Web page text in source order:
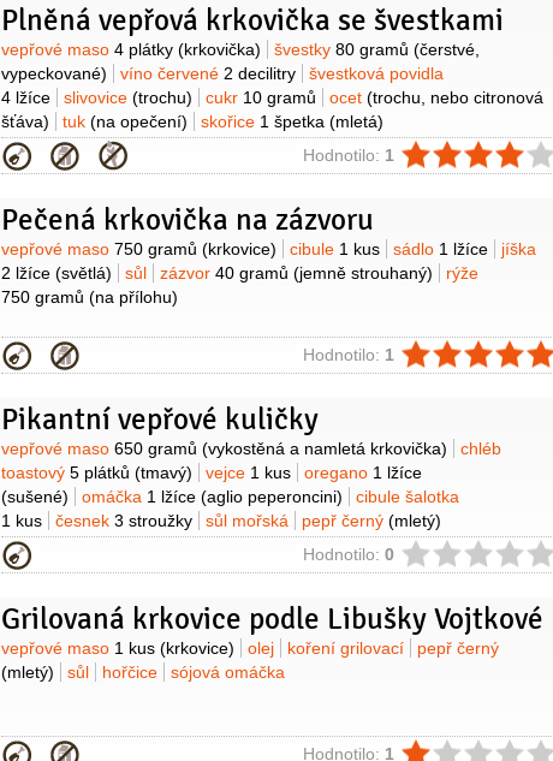
Plněná vepřová krkovička se švestkami
Suroviny
vepřové maso 4 plátky (krkovička) švestky 80 gramů (čerstvé,
vypeckované)
víno červené 2 decilitry
švestková povidla
4 lžíce
slivovice (trochu) cukr 10 gramů ocet (trochu, nebo citronová
šťáva)
tuk (na opečení) skořice 1 špetka (mletá)
Kategorie Hodnotilo: 1
Pečená krkovička na zázvoru
Suroviny
vepřové maso 750 gramů (krkovice) cibule 1 kus sádlo 1 lžíce
jíška
2 lžíce (světlá) sůl zázvor 40 gramů (jemně strouhaný)
rýže
750 gramů (na přílohu)
Kategorie Hodnotilo: 1
Pikantní vepřové kuličky
Suroviny
vepřové maso 650 gramů (vykostěná a namletá krkovička)
chléb
toastový 5 plátků (tmavý) vejce 1 kus oregano 1 lžíce
(sušené)
omáčka 1 lžíce (aglio peperoncini)
cibule šalotka
1 kus
česnek 3 stroužky sůl mořská pepř černý (mletý)
Kategorie Hodnotilo: 0
Grilovaná krkovice podle Libušky Vojtkové
Suroviny
vepřové maso 1 kus (krkovice) olej koření grilovací
pepř černý
(mletý)
sůl hořčice sójová omáčka
Hodnotilo: 1